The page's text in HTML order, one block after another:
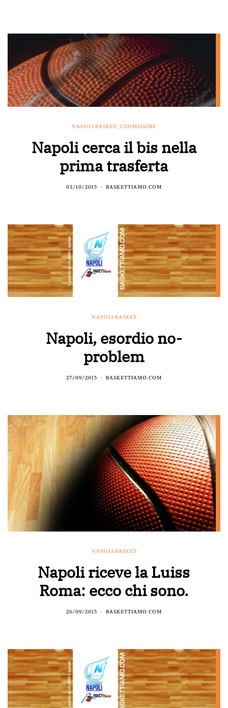
NAPOLI BASKET, ULTIMISSIME
Napoli cerca il bis nella
prima trasferta
03/10/2015 BASKETTIAMO.COM
NAPOLI BASKET
Napoli, esordio no-
problem
27/09/2015 BASKETTIAMO.COM
NAPOLI BASKET
Napoli riceve la Luiss
Roma: ecco chi sono.
26/09/2015 BASKETTIAMO.COM